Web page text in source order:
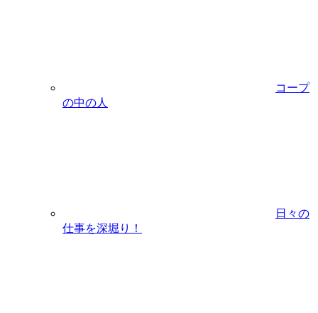
コープ
の中の人
日々の
仕事を深堀り！